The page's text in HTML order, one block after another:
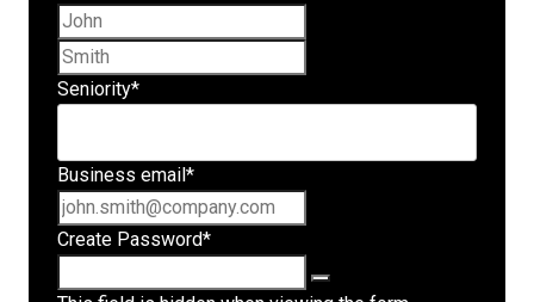
Seniority*
Business email *
Create Password*